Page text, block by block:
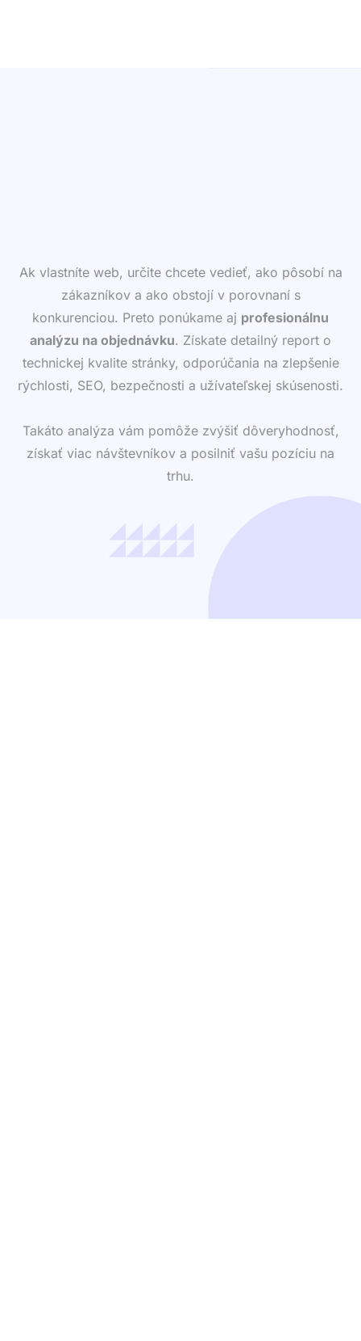
Ak vlastníte web, určite chcete vedieť, ako pôsobí na
zákazníkov a ako obstojí v porovnaní s
konkurenciou. Preto ponúkame aj profesionálnu
analýzu na objednávku. Získate detailný report o
technickej kvalite stránky, odporúčania na zlepšenie
rýchlosti, SEO, bezpečnosti a užívateľskej skúsenosti.
Takáto analýza vám pomôže zvýšiť dôveryhodnosť,
získať viac návštevníkov a posilniť vašu pozíciu na
trhu.